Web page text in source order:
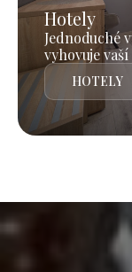
Hotely
Jednoduché
vyhovuje
HOTELY